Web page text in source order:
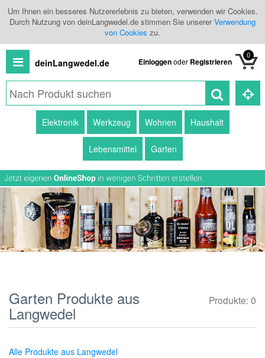
Um Ihnen ein besseres Nutzererlebnis zu bieten, verwenden wir Cookies.
Durch Nutzung von deinLangwedel.de stimmen Sie unsererVerwendung
von Cookies zu.
deinLangwedel.de Einloggenoder Registrieren
0
Produkte
Händlerübersicht
Branchenbuch
Elektronik Werkzeug Wohnen Haushalt
Lebensmittel Garten
Produkte: 0
Garten Produkte aus
Langwedel
Alle Produkte aus Langwedel